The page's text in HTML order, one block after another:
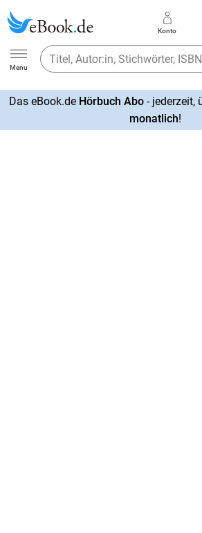
Ebook.de
Menu
Konto
Das eBook.de Hörbuch Abo- jederzeit,
monatlich!